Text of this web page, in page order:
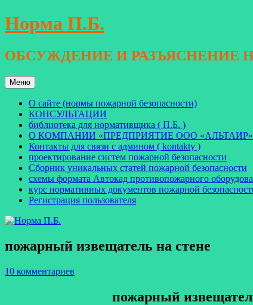
Перейти
к
Норма П.Б.
ОБСУЖДЕНИЕ И РАЗЪЯСНЕНИЕ
Меню
О сайте (нормы пожарной безопасности)
КОНСУЛЬТАЦИИ
библиотека для нормативщика ( П.Б. )
О КОМПАНИИ «ПРЕДПРИЯТИЕ ООО «АЛЬТАИР»
Контакты для связи с админом ( kontakty )
проектирование систем пожарной безопасности
Сборник уникальных статей пожарной безопасности
схемы формата Автокад противопожарного
курс нормативных документов пожарной
Регистрация пользователя
пожарный извещатель на стене
10 комментариев
пожарный извещатель